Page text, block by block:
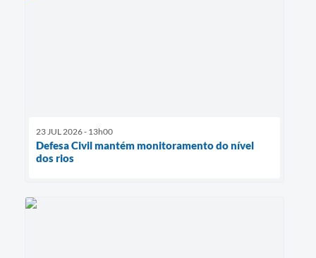
23 JUL 2026 - 13h00
Defesa Civil mantém monitoramento do nível
dos rios